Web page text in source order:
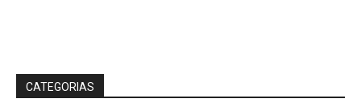
CATEGORIAS